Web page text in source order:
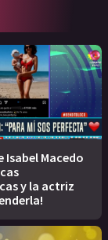
Isabel Macedo
y la actriz